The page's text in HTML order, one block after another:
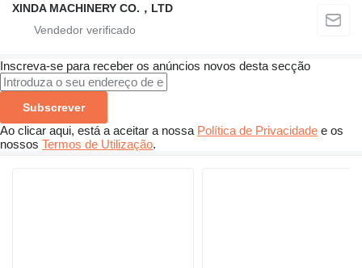
XINDA MACHINERY CO.，LTD
Inscreva-se para receber os anúncios novos desta secção
Subscrever
Ao clicar aqui, está a aceitar a nossa Política de Privacidade e os
nossos Termos de Utilização.